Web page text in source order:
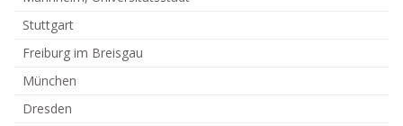
Stuttgart
Freiburg im Breisgau
München
Dresden